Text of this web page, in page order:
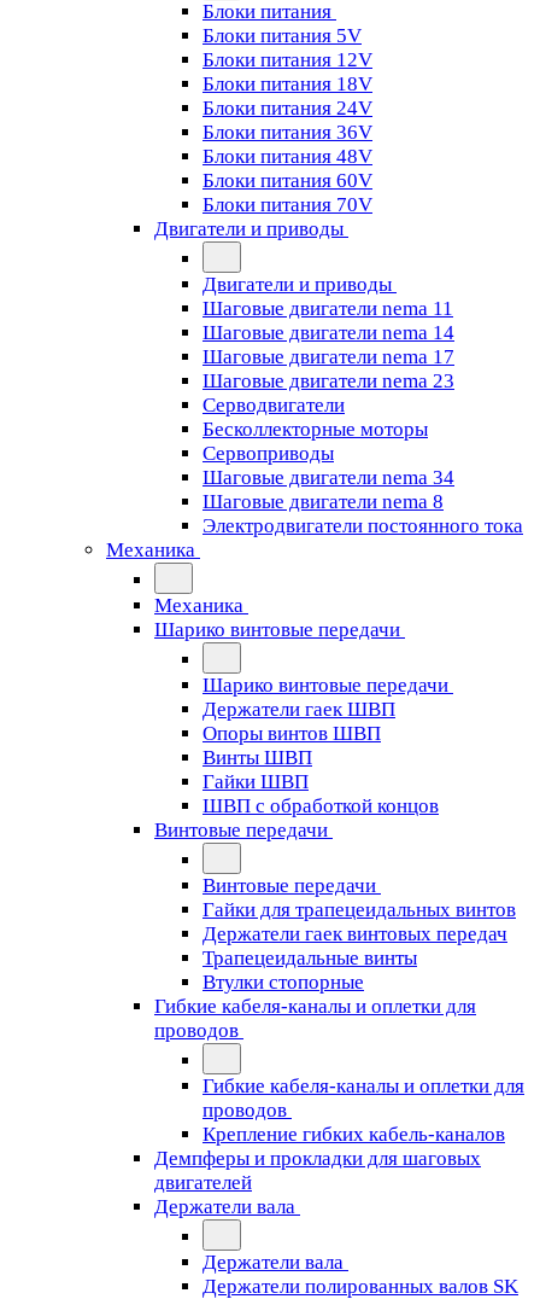
Блоки питания
Блоки питания 5V
Блоки питания 12V
Блоки питания 18V
Блоки питания 24V
Блоки питания 36V
Блоки питания 48V
Блоки питания 60V
Блоки питания 70V
Двигатели и приводы
Двигатели и приводы
Шаговые двигатели nema 11
Шаговые двигатели nema 14
Шаговые двигатели nema 17
Шаговые двигатели nema 23
Cерводвигатели
Бесколлекторные моторы
Сервоприводы
Шаговые двигатели nema 34
Шаговые двигатели nema 8
Электродвигатели постоянного тока
Механика
Механика
Шарико винтовые передачи
Шарико винтовые передачи
Держатели гаек ШВП
Опоры винтов ШВП
Винты ШВП
Гайки ШВП
ШВП с обработкой концов
Винтовые передачи
Винтовые передачи
Гайки для трапецеидальных винтов
Держатели гаек винтовых передач
Трапецеидальные винты
Втулки стопорные
Гибкие кабеля-каналы и оплетки для
проводов
Гибкие кабеля-каналы и оплетки для
проводов
Крепление гибких кабель-каналов
Демпферы и прокладки для шаговых
двигателей
Держатели вала
Держатели вала
Держатели полированных валов SK